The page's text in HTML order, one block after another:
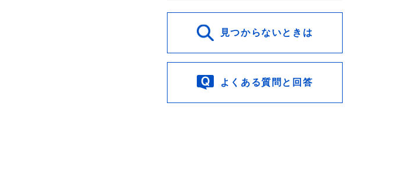
見つからないときは
よくある質問と回答